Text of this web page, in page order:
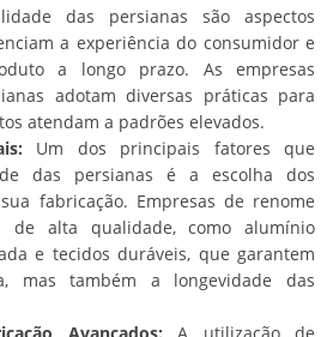
das persianas são aspectos
a experiência do consumidor e
a longo prazo. As empresas
adotam diversas práticas para
atendam a padrões elevados.
Um dos principais fatores que
das persianas é a escolha dos
fabricação. Empresas de renome
de alta qualidade, como alumínio
e tecidos duráveis, que garantem
mas também a longevidade das